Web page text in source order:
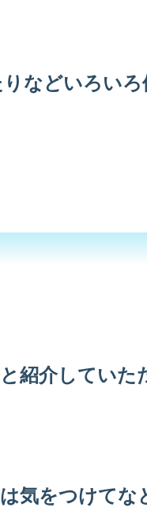
などいろいろ
紹介していた
気をつけてな